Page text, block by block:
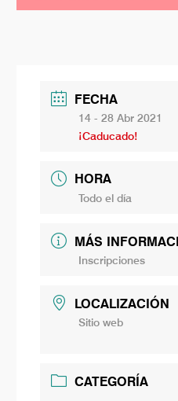
FECHA
14 - 28 Abr 2021
¡Caducado!
HORA
Todo el día
MÁS
Inscripciones
LOCALIZACIÓN
Sitio web
CATEGORÍA